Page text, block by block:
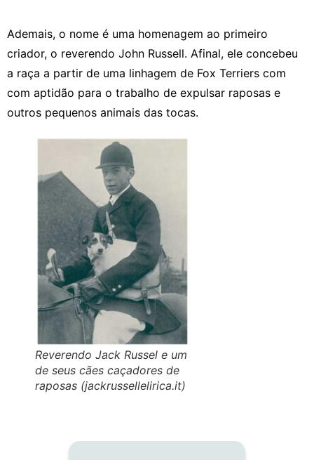
Ademais, o nome é uma homenagem ao primeiro
criador, o reverendo John Russell. Afinal, ele concebeu
a raça a partir de uma linhagem de Fox Terriers com
com aptidão para o trabalho de expulsar raposas e
outros pequenos animais das tocas.
Reverendo Jack Russel e um
de seus cães caçadores de
raposas (jackrussellelirica.it)